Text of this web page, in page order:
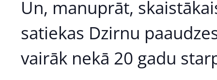
Un, manuprāt,
satiekas Dzirnu
vairāk nekā 20 gadu